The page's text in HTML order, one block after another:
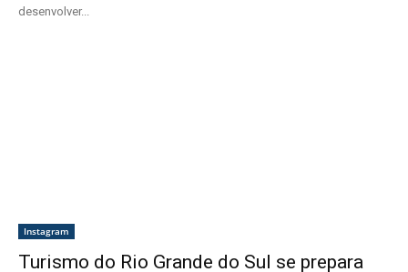
desenvolver...
Instagram
Turismo do Rio Grande do Sul se prepara